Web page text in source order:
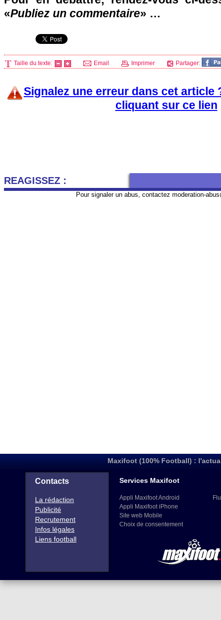
«Publiez un commentaire» …
Taille du texte: Email Imprimer Partager:
Signalez une erreur dans cet article
cliquant sur ce lien
REAGISSEZ :
Pour signaler un abus, contactez moderation-
Maxifoot (100% Football) :
Contacts
La rédaction
Publicité
Recrutement
Infos légales
Liens football
Services Maxifoot
Appli Maxifoot Android
Appli Maxifoot iPhone
Site web Mobile
Choix de consentement